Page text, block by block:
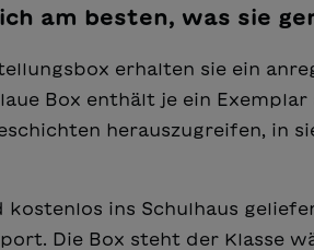
am besten, was sie
erhalten sie ein
Box enthält je ein Exemplar
herauszugreifen, in
kostenlos ins Schulhaus
Die Box steht der Klasse